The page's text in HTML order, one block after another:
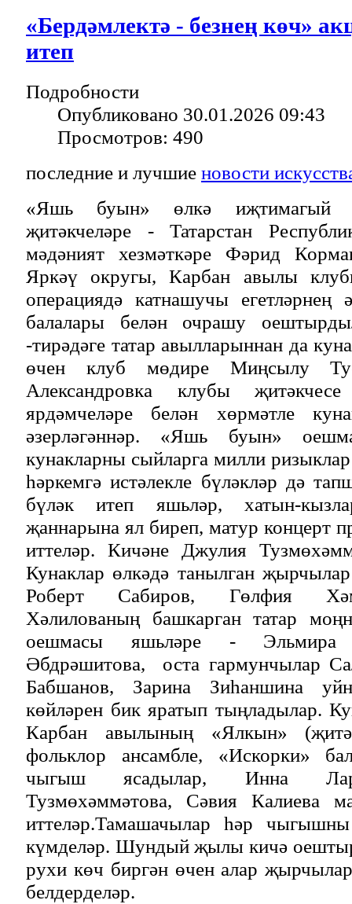
«Бердәмлектә - безнең көч»
итеп
Подробности
Опубликовано 30.01.2026 09:43
Просмотров: 490
последние и лучшие новости
«Яшь буын» өлкә иҗтимагый
җитәкчеләре - Татарстан
мәдәният хезмәткәре Фәрид
Яркәү округы, Карбан авылы
операциядә катнашучы егетләрнең
балалары белән очрашу
-тирәдәге татар авылларыннан да
өчен клуб мөдире Миңсылу
Александровка клубы
ярдәмчеләре белән хөрмәтле
әзерләгәннәр. «Яшь буын»
кунакларны сыйларга милли
һәркемгә истәлекле бүләкләр дә
бүләк итеп яшьләр, хатын-
җаннарына ял биреп, матур концерт
иттеләр. Кичәне Джулия
Кунаклар өлкәдә танылган
Роберт Сабиров, Гөлфия
Хәлилованың башкарган татар
оешмасы яшьләре - Эльмира
Әбдрәшитова, оста гармунчылар
Бабшанов, Зарина Зиһаншина
көйләрен бик яратып тыңладылар.
Карбан авылының «Ялкын»
фольклор ансамбле, «Искорки»
чыгыш ясадылар, Инна
Тузмөхәммәтова, Сәвия Калиева
иттеләр.Тамашачылар һәр
күмделәр. Шундый җылы кичә
рухи көч биргән өчен алар
белдерделәр.